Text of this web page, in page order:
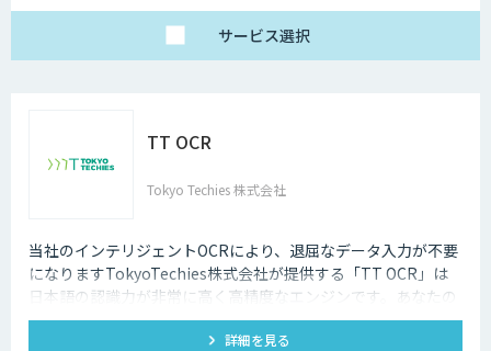
サービス選択
TT OCR
Tokyo Techies 株式会社
当社のインテリジェントOCRにより、退屈なデータ入力が不要
になりますTokyoTechies株式会社が提供する「TT OCR」は
日本語の認識力が非常に高く高精度なエンジンです。あなたの
特定の要求にも答えることができる様にカスタマイズできま
詳細を見る